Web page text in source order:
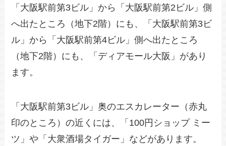
「大阪駅前第3ビル」から「大阪駅前第2ビル」側
へ出たところ（地下2階）にも、「大阪駅前第3ビ
ル」から「大阪駅前第4ビル」側へ出たところ
（地下2階）にも、「ディアモール大阪」があり
ます。
「大阪駅前第3ビル」奥のエスカレーター（赤丸
印のところ）の近くには、「100円ショップ ミー
ツ」や「大衆酒場タイガー」などがあります。